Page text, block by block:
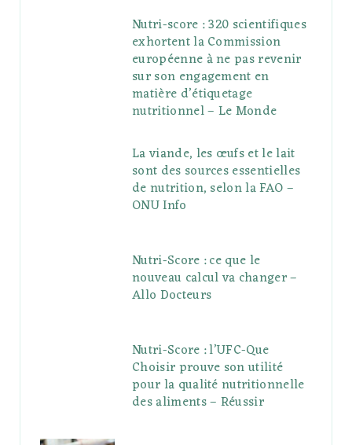
Nutri-score : 320 scientifiques
exhortent la Commission
européenne à ne pas revenir
sur son engagement en
matière d’étiquetage
nutritionnel – Le Monde
La viande, les œufs et le lait
sont des sources essentielles
de nutrition, selon la FAO –
ONU Info
Nutri-Score : ce que le
nouveau calcul va changer –
Allo Docteurs
Nutri-Score : l’UFC-Que
Choisir prouve son utilité
pour la qualité nutritionnelle
des aliments – Réussir